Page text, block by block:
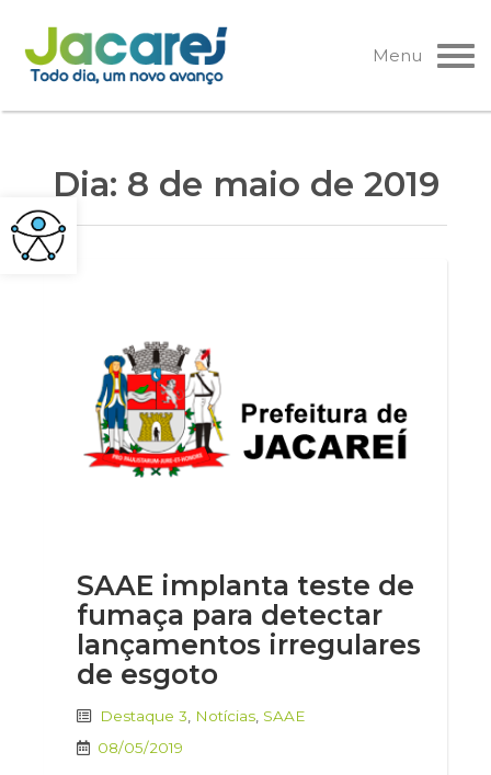
Pular
para
o
Menu
Dia: 8 de maio de 2019
SAAE implanta teste de
fumaça para detectar
lançamentos irregulares
de esgoto
Destaque 3 Notícias SAAE
08/05/2019